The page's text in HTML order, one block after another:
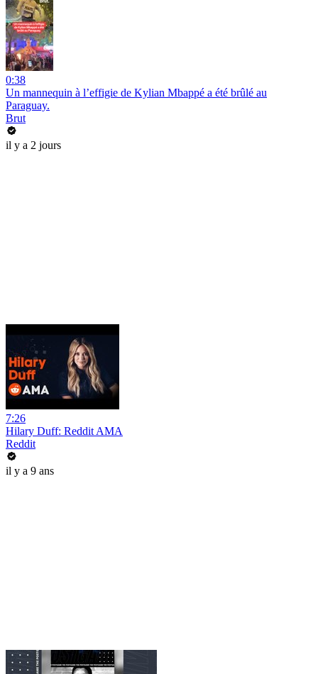
0:38
Un mannequin à l’effigie de Kylian Mbappé a été brûlé au
Paraguay.
Brut
il y a 2 jours
7:26
Hilary Duff: Reddit AMA
Reddit
il y a 9 ans